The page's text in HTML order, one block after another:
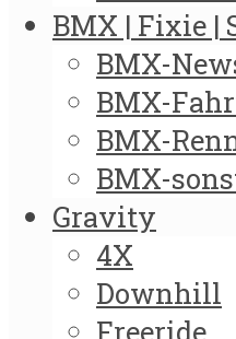
BMX | Fixie |
BMX-
BMX-
BMX-
BMX-
Gravity
4X
Downhill
Freeride